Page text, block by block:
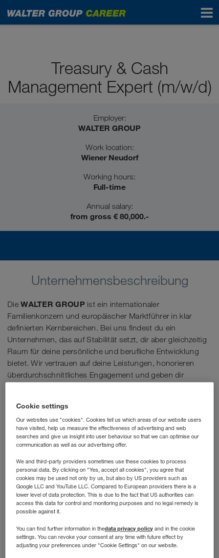
Professionals
Treasury & Cash
Management Expert (m/w/d)
Employer:
WALTER GROUP
Work location:
Wiener Neudorf
Working hours:
Full-time
Annual salary:
from gross € 80,000.-
Unternehmensbeschreibung
DieWALTER GROUP ist ein internationaler
Familienkonzern und europäischer Marktführer in klar
definierten Kernbereichen. Bei uns findest du ein
Unternehmen, das auf Stabilität setzt, dir aber gleichzeitig
Raum für deine persönliche und berufliche Entwicklung
bietet. Wir vertrauen auf deine Leistungen, honorieren
überdurchschnittliches Engagement und geben dir
Eigenkapitalquote kann.
Cookie settings
Our websites use "cookies". Cookies tell us which areas of our website users
have visited, help us measure the effectiveness of advertising and web
searches and give us insight into user behaviour so that we can optimise our
communication as well as our advertising offer.
We and third-party providers sometimes use these cookies to process
personal data. By clicking on "Yes, accept all cookies", you agree that
cookies may be used not only by us, but also by US providers such as
Google LLC and YouTube LLC. Compared to European providers there is a
lower level of data protection. This is due to the fact that US authorities can
access this data for control and monitoring purposes and no legal remedy is
possible against it.
You can find further information in thedata privacy policy and in the cookie
settings. You can revoke your consent at any time with future effect by
adjusting your preferences under "Cookie Settings" on our website.